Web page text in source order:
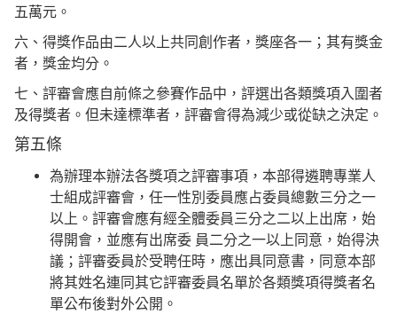
五萬元。
六、得獎作品由二人以上共同創作者，獎座各一；其有獎金
者，獎金均分。
七、評審會應自前條之參賽作品中，評選出各類獎項入圍者
及得獎者。但未達標準者，評審會得為減少或從缺之決定。
第五條
為辦理本辦法各獎項之評審事項，本部得遴聘專業人
士組成評審會，任一性別委員應占委員總數三分之一
以上。評審會應有經全體委員三分之二以上出席，始
得開會，並應有出席委 員二分之一以上同意，始得決
議；評審委員於受聘任時，應出具同意書，同意本部
將其姓名連同其它評審委員名單於各類獎項得獎者名
單公布後對外公開。